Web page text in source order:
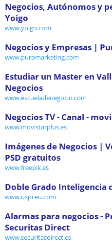
Negocios, Autónomos y
Yoigo
www.yoigo.com
Negocios y Empresas |
www.puromarketing.com
Estudiar un Master en
Negocios
www.escueladenegocio.com
Negocios TV - Canal -
www.movistarplus.es
Imágenes de Negocios |
PSD gratuitos
www.freepik.es
Doble Grado Inteligencia
www.uspceu.com
Alarmas para negocios -
Securitas Direct
www.securitasdirect.es